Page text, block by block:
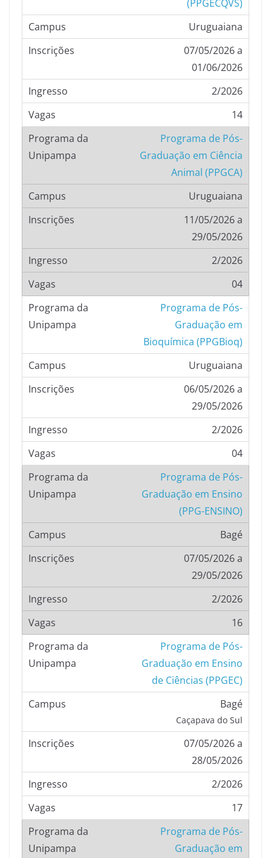
(PPGECQVS)
Uruguaiana
07/05/2026 a
01/06/2026
2/2026
14
Programa de Pós-
Graduação em Ciência
Animal (PPGCA)
Uruguaiana
11/05/2026 a
29/05/2026
2/2026
04
Programa de Pós-
Graduação em
Bioquímica (PPGBioq)
Uruguaiana
06/05/2026 a
29/05/2026
2/2026
04
Programa de Pós-
Graduação em Ensino
(PPG-ENSINO)
Bagé
07/05/2026 a
29/05/2026
2/2026
16
Programa de Pós-
Graduação em Ensino
de Ciências (PPGEC)
Bagé
Caçapava do Sul
07/05/2026 a
28/05/2026
2/2026
17
Programa de Pós-
Graduação em